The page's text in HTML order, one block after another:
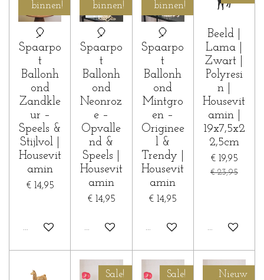
binnen!
🎈
Spaarpo
t
Ballonh
ond
Zandkle
ur –
Speels &
Stijlvol |
Housevit
amin
€ 14,95
In winkelwagen
binnen!
🎈
Spaarpo
t
Ballonh
ond
Neonroz
e –
Opvalle
nd &
Speels |
Housevit
amin
€ 14,95
In winkelwagen
binnen!
🎈
Spaarpo
t
Ballonh
ond
Mintgro
en –
Originee
l &
Trendy |
Housevit
amin
€ 14,95
In winkelwagen
Beeld |
Lama |
Zwart |
Polyresi
n |
Housevit
amin |
19x7,5x2
2,5cm
€ 19,95
€ 23,95
In
Sale! Sale!
Nieuw